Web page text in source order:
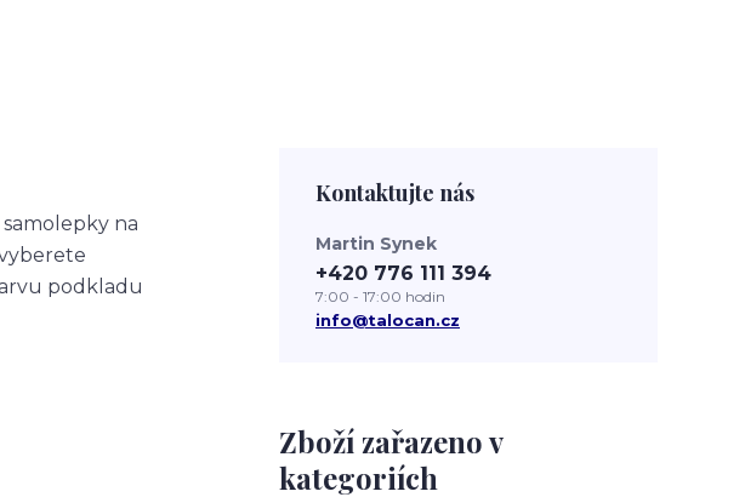
na
podkladu
Zboží zařazeno v
kategoriích
Kontaktujte nás
Martin Synek
+420 776 111 394
7:00 - 17:00 hodin
info@talocan.cz